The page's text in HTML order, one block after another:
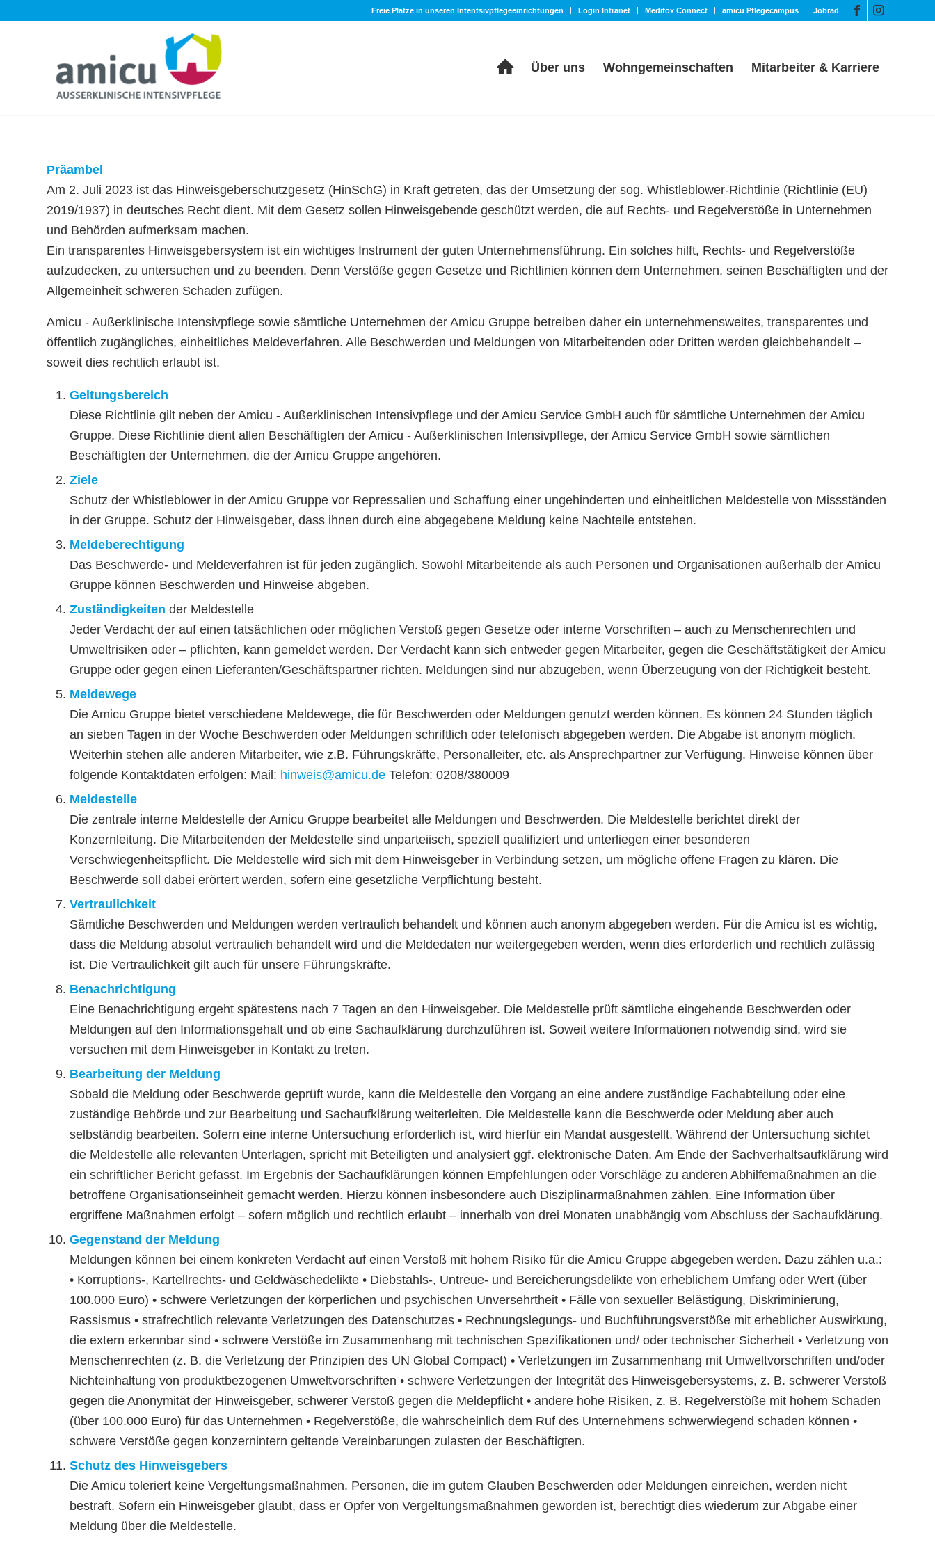
Freie Plätze in unseren Intentsivpflegeeinrichtungen Login Intranet Medifox Connect amicu Pflegecampus Jobrad
Über uns Wohngemeinschaften Mitarbeiter & Karriere
Präambel
Am 2. Juli 2023 ist das Hinweisgeberschutzgesetz (HinSchG) in Kraft getreten, das der Umsetzung der sog. Whistleblower-Richtlinie (Richtlinie (EU)
2019/1937) in deutsches Recht dient. Mit dem Gesetz sollen Hinweisgebende geschützt werden, die auf Rechts- und Regelverstöße in Unternehmen
und Behörden aufmerksam machen.
Ein transparentes Hinweisgebersystem ist ein wichtiges Instrument der guten Unternehmensführung. Ein solches hilft, Rechts- und Regelverstöße
aufzudecken, zu untersuchen und zu beenden. Denn Verstöße gegen Gesetze und Richtlinien können dem Unternehmen, seinen Beschäftigten und der
Allgemeinheit schweren Schaden zufügen.
Amicu - Außerklinische Intensivpflege sowie sämtliche Unternehmen der Amicu Gruppe betreiben daher ein unternehmensweites, transparentes und
öffentlich zugängliches, einheitliches Meldeverfahren. Alle Beschwerden und Meldungen von Mitarbeitenden oder Dritten werden gleichbehandelt –
soweit dies rechtlich erlaubt ist.
Geltungsbereich
Diese Richtlinie gilt neben der Amicu - Außerklinischen Intensivpflege und der Amicu Service GmbH auch für sämtliche Unternehmen der Amicu
Gruppe. Diese Richtlinie dient allen Beschäftigten der Amicu - Außerklinischen Intensivpflege, der Amicu Service GmbH sowie sämtlichen
Beschäftigten der Unternehmen, die der Amicu Gruppe angehören.
Ziele
Schutz der Whistleblower in der Amicu Gruppe vor Repressalien und Schaffung einer ungehinderten und einheitlichen Meldestelle von Missständen
in der Gruppe. Schutz der Hinweisgeber, dass ihnen durch eine abgegebene Meldung keine Nachteile entstehen.
Meldeberechtigung
Das Beschwerde- und Meldeverfahren ist für jeden zugänglich. Sowohl Mitarbeitende als auch Personen und Organisationen außerhalb der Amicu
Gruppe können Beschwerden und Hinweise abgeben.
Zuständigkeiten der Meldestelle
Jeder Verdacht der auf einen tatsächlichen oder möglichen Verstoß gegen Gesetze oder interne Vorschriften – auch zu Menschenrechten und
Umweltrisiken oder – pflichten, kann gemeldet werden. Der Verdacht kann sich entweder gegen Mitarbeiter, gegen die Geschäftstätigkeit der Amicu
Gruppe oder gegen einen Lieferanten/Geschäftspartner richten. Meldungen sind nur abzugeben, wenn Überzeugung von der Richtigkeit besteht.
Meldewege
Die Amicu Gruppe bietet verschiedene Meldewege, die für Beschwerden oder Meldungen genutzt werden können. Es können 24 Stunden täglich
an sieben Tagen in der Woche Beschwerden oder Meldungen schriftlich oder telefonisch abgegeben werden. Die Abgabe ist anonym möglich.
Weiterhin stehen alle anderen Mitarbeiter, wie z.B. Führungskräfte, Personalleiter, etc. als Ansprechpartner zur Verfügung. Hinweise können über
folgende Kontaktdaten erfolgen: Mail: hinweis@amicu.de Telefon: 0208/380009
Meldestelle
Die zentrale interne Meldestelle der Amicu Gruppe bearbeitet alle Meldungen und Beschwerden. Die Meldestelle berichtet direkt der
Konzernleitung. Die Mitarbeitenden der Meldestelle sind unparteiisch, speziell qualifiziert und unterliegen einer besonderen
Verschwiegenheitspflicht. Die Meldestelle wird sich mit dem Hinweisgeber in Verbindung setzen, um mögliche offene Fragen zu klären. Die
Beschwerde soll dabei erörtert werden, sofern eine gesetzliche Verpflichtung besteht.
Vertraulichkeit
Sämtliche Beschwerden und Meldungen werden vertraulich behandelt und können auch anonym abgegeben werden. Für die Amicu ist es wichtig,
dass die Meldung absolut vertraulich behandelt wird und die Meldedaten nur weitergegeben werden, wenn dies erforderlich und rechtlich zulässig
ist. Die Vertraulichkeit gilt auch für unsere Führungskräfte.
Benachrichtigung
Eine Benachrichtigung ergeht spätestens nach 7 Tagen an den Hinweisgeber. Die Meldestelle prüft sämtliche eingehende Beschwerden oder
Meldungen auf den Informationsgehalt und ob eine Sachaufklärung durchzuführen ist. Soweit weitere Informationen notwendig sind, wird sie
versuchen mit dem Hinweisgeber in Kontakt zu treten.
Bearbeitung der Meldung
Sobald die Meldung oder Beschwerde geprüft wurde, kann die Meldestelle den Vorgang an eine andere zuständige Fachabteilung oder eine
zuständige Behörde und zur Bearbeitung und Sachaufklärung weiterleiten. Die Meldestelle kann die Beschwerde oder Meldung aber auch
selbständig bearbeiten. Sofern eine interne Untersuchung erforderlich ist, wird hierfür ein Mandat ausgestellt. Während der Untersuchung sichtet
die Meldestelle alle relevanten Unterlagen, spricht mit Beteiligten und analysiert ggf. elektronische Daten. Am Ende der Sachverhaltsaufklärung wird
ein schriftlicher Bericht gefasst. Im Ergebnis der Sachaufklärungen können Empfehlungen oder Vorschläge zu anderen Abhilfemaßnahmen an die
betroffene Organisationseinheit gemacht werden. Hierzu können insbesondere auch Disziplinarmaßnahmen zählen. Eine Information über
ergriffene Maßnahmen erfolgt – sofern möglich und rechtlich erlaubt – innerhalb von drei Monaten unabhängig vom Abschluss der Sachaufklärung.
Gegenstand der Meldung
Meldungen können bei einem konkreten Verdacht auf einen Verstoß mit hohem Risiko für die Amicu Gruppe abgegeben werden. Dazu zählen u.a.:
• Korruptions-, Kartellrechts- und Geldwäschedelikte • Diebstahls-, Untreue- und Bereicherungsdelikte von erheblichem Umfang oder Wert (über
100.000 Euro) • schwere Verletzungen der körperlichen und psychischen Unversehrtheit • Fälle von sexueller Belästigung, Diskriminierung,
Rassismus • strafrechtlich relevante Verletzungen des Datenschutzes • Rechnungslegungs- und Buchführungsverstöße mit erheblicher Auswirkung,
die extern erkennbar sind • schwere Verstöße im Zusammenhang mit technischen Spezifikationen und/ oder technischer Sicherheit • Verletzung von
Menschenrechten (z. B. die Verletzung der Prinzipien des UN Global Compact) • Verletzungen im Zusammenhang mit Umweltvorschriften und/oder
Nichteinhaltung von produktbezogenen Umweltvorschriften • schwere Verletzungen der Integrität des Hinweisgebersystems, z. B. schwerer Verstoß
gegen die Anonymität der Hinweisgeber, schwerer Verstoß gegen die Meldepflicht • andere hohe Risiken, z. B. Regelverstöße mit hohem Schaden
(über 100.000 Euro) für das Unternehmen • Regelverstöße, die wahrscheinlich dem Ruf des Unternehmens schwerwiegend schaden können •
schwere Verstöße gegen konzernintern geltende Vereinbarungen zulasten der Beschäftigten.
Schutz des Hinweisgebers
Die Amicu toleriert keine Vergeltungsmaßnahmen. Personen, die im gutem Glauben Beschwerden oder Meldungen einreichen, werden nicht
bestraft. Sofern ein Hinweisgeber glaubt, dass er Opfer von Vergeltungsmaßnahmen geworden ist, berechtigt dies wiederum zur Abgabe einer
Meldung über die Meldestelle.